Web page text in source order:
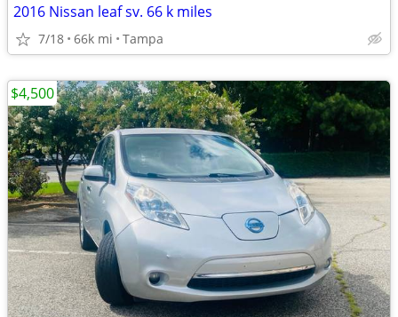
2016 Nissan leaf sv. 66 k miles
7/18 66k mi Tampa
$4,500